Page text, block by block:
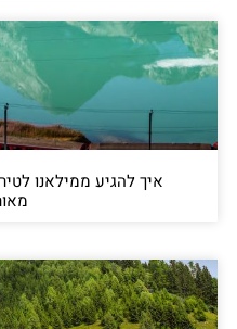
איך להגיע ממילאנו